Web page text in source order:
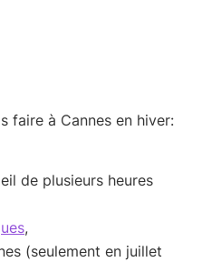
faire à Cannes en hiver:
de plusieurs heures
,
(seulement en juillet